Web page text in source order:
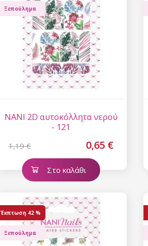
NANI 2D αυτοκόλλητα νερού
- 121
1,19 € 0,65 €
Ξεπούλημα
Στο καλάθι
Έκπτωση 42 %
Ξεπούλημα